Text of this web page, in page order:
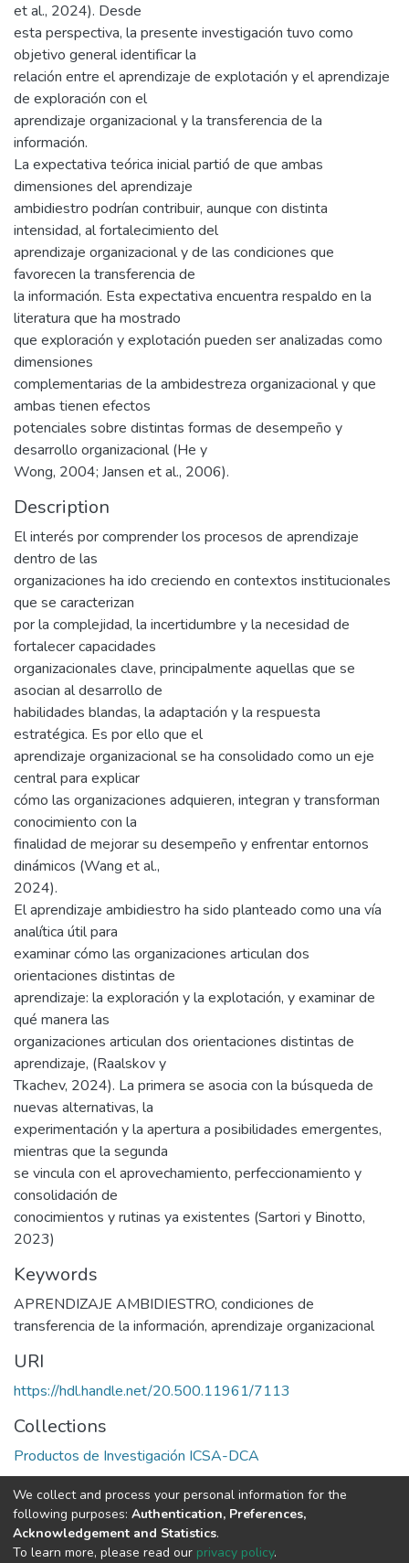
et al., 2024). Desde
esta perspectiva, la presente investigación tuvo como
objetivo general identificar la
relación entre el aprendizaje de explotación y el aprendizaje
de exploración con el
aprendizaje organizacional y la transferencia de la
información.
La expectativa teórica inicial partió de que ambas
dimensiones del aprendizaje
ambidiestro podrían contribuir, aunque con distinta
intensidad, al fortalecimiento del
aprendizaje organizacional y de las condiciones que
favorecen la transferencia de
la información. Esta expectativa encuentra respaldo en la
literatura que ha mostrado
que exploración y explotación pueden ser analizadas como
dimensiones
complementarias de la ambidestreza organizacional y que
ambas tienen efectos
potenciales sobre distintas formas de desempeño y
desarrollo organizacional (He y
Wong, 2004; Jansen et al., 2006).
Description
El interés por comprender los procesos de aprendizaje
dentro de las
organizaciones ha ido creciendo en contextos institucionales
que se caracterizan
por la complejidad, la incertidumbre y la necesidad de
fortalecer capacidades
organizacionales clave, principalmente aquellas que se
asocian al desarrollo de
habilidades blandas, la adaptación y la respuesta
estratégica. Es por ello que el
aprendizaje organizacional se ha consolidado como un eje
central para explicar
cómo las organizaciones adquieren, integran y transforman
conocimiento con la
finalidad de mejorar su desempeño y enfrentar entornos
dinámicos (Wang et al.,
2024).
El aprendizaje ambidiestro ha sido planteado como una vía
analítica útil para
examinar cómo las organizaciones articulan dos
orientaciones distintas de
aprendizaje: la exploración y la explotación, y examinar de
qué manera las
organizaciones articulan dos orientaciones distintas de
aprendizaje, (Raalskov y
Tkachev, 2024). La primera se asocia con la búsqueda de
nuevas alternativas, la
experimentación y la apertura a posibilidades emergentes,
mientras que la segunda
se vincula con el aprovechamiento, perfeccionamiento y
consolidación de
conocimientos y rutinas ya existentes (Sartori y Binotto,
2023)
Keywords
APRENDIZAJE AMBIDIESTRO, condiciones de
transferencia de la información, aprendizaje organizacional
URI
https://hdl.handle.net/20.500.11961/7113
Collections
Productos de Investigación ICSA-DCA
Full item page
Av. Plutarco Elías Calles #1210 Fovissste Chamizal Ciudad Juárez,
We collect and process your personal information for the
following purposes: Authentication, Preferences,
Acknowledgement and Statistics.
To learn more, please read our privacy policy.